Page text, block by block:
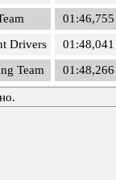
01:46,755
Drivers
01:48,041
Team 01:48,266